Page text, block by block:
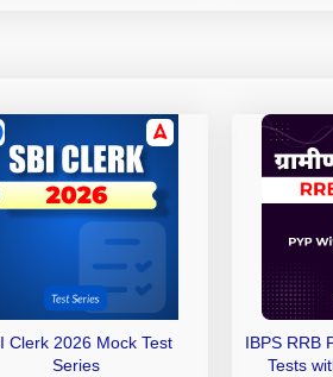
Clerk 2026 Mock Test
Series
IBPS RRB
Tests